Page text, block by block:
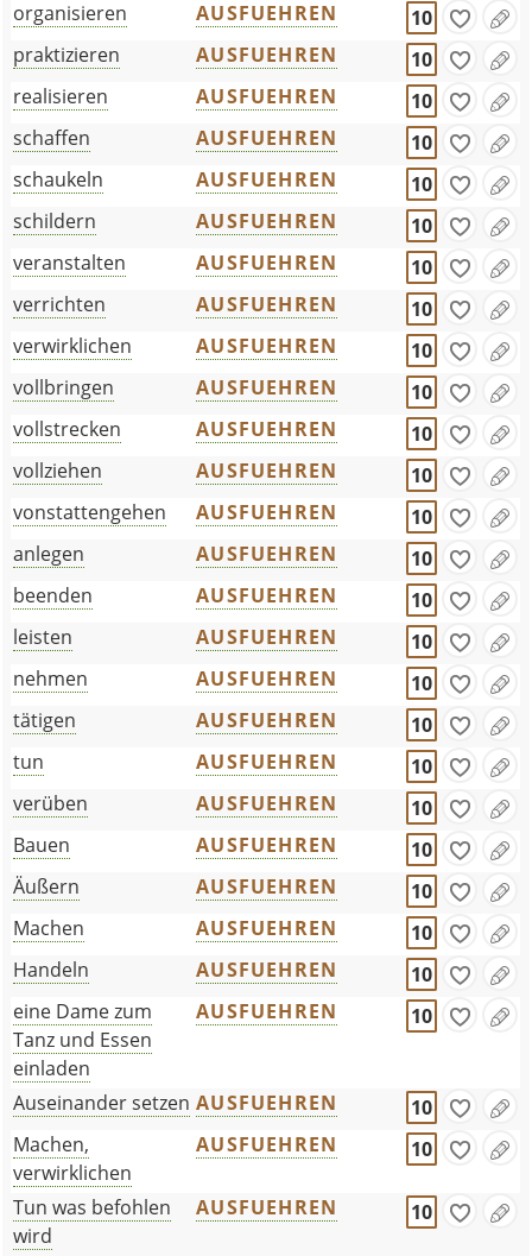
organisieren AUSFUEHREN
10
praktizieren
AUSFUEHREN
10
realisieren
AUSFUEHREN
10
schaffen
AUSFUEHREN
10
schaukeln
AUSFUEHREN
10
schildern
AUSFUEHREN
10
veranstalten
AUSFUEHREN
10
verrichten
AUSFUEHREN
10
verwirklichen
AUSFUEHREN
10
vollbringen
AUSFUEHREN
10
vollstrecken
AUSFUEHREN
10
vollziehen
AUSFUEHREN
10
vonstattengehen
AUSFUEHREN
10
anlegen
AUSFUEHREN
10
beenden
AUSFUEHREN
10
leisten
AUSFUEHREN
10
nehmen
AUSFUEHREN
10
tätigen
AUSFUEHREN
10
tun
AUSFUEHREN
10
verüben
AUSFUEHREN
10
Bauen
AUSFUEHREN
10
Äußern
AUSFUEHREN
10
Machen
AUSFUEHREN
10
Handeln
AUSFUEHREN
10
eine Dame zum
Tanz und Essen
einladen
AUSFUEHREN 10
Auseinander setzen AUSFUEHREN
10
Machen,
verwirklichen
AUSFUEHREN 10
Tun was befohlen
wird
AUSFUEHREN 10